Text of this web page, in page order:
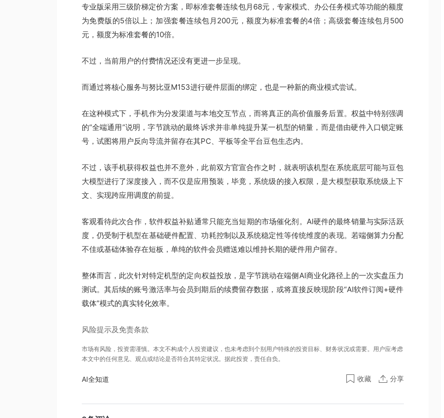
专业版采用三级阶梯定价方案，即标准套餐连续包月68元，专家模式、办公任务模式等功能的额度
为免费版的5倍以上；加强套餐连续包月200元，额度为标准套餐的4倍；高级套餐连续包月500
元，额度为标准套餐的10倍。
不过，当前用户的付费情况还没有更进一步呈现。
而通过将核心服务与努比亚M153进行硬件层面的绑定，也是一种新的商业模式尝试。
在这种模式下，手机作为分发渠道与本地交互节点，而将真正的高价值服务后置。权益中特别强调
的“全端通用”说明，字节跳动的最终诉求并非单纯提升某一机型的销量，而是借由硬件入口锁定账
号，试图将用户反向导流并留存在其PC、平板等全平台豆包生态内。
不过，该手机获得权益也并不意外，此前双方官宣合作之时，就表明该机型在系统底层可能与豆包
大模型进行了深度接入，而不仅是应用预装，毕竟，系统级的接入权限，是大模型获取系统级上下
文、实现跨应用调度的前提。
客观看待此次合作，软件权益补贴通常只能充当短期的市场催化剂。AI硬件的最终销量与实际活跃
度，仍受制于机型在基础硬件配置、功耗控制以及系统稳定性等传统维度的表现。若端侧算力分配
不佳或基础体验存在短板，单纯的软件会员赠送难以维持长期的硬件用户留存。
整体而言，此次针对特定机型的定向权益投放，是字节跳动在端侧AI商业化路径上的一次实盘压力
测试。其后续的账号激活率与会员到期后的续费留存数据，或将直接反映现阶段“AI软件订阅+硬件
载体”模式的真实转化效率。
风险提示及免责条款
市场有风险，投资需谨慎。本文不构成个人投资建议，也未考虑到个别用户特殊的投资目标、财务状况或需要。用户应考虑
本文中的任何意见、观点或结论是否符合其特定状况。据此投资，责任自负。
AI全知道 收藏 分享